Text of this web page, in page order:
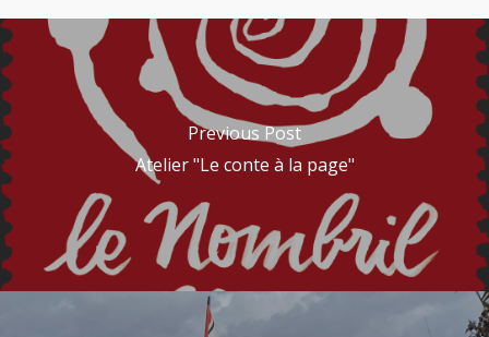
Previous Post
Atelier "Le conte à la page"